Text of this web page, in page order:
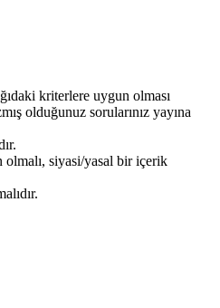
kriterlere uygun olması
olduğunuz sorularınız yayına
olmalı, siyasi/yasal bir içerik